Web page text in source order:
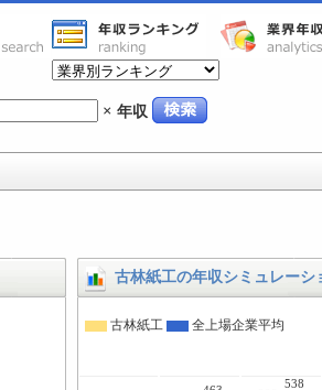
× 年収
古林紙工の年収シミュレーシ
古林紙工 全上場企業平均
538